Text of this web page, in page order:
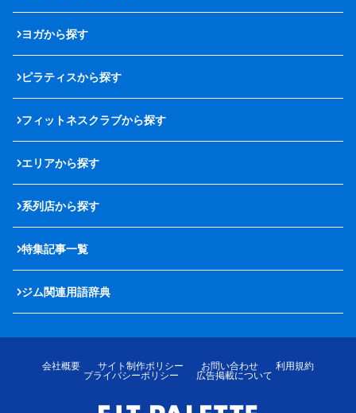
ヨガから探す
ピラティスから探す
フィットネスクラブから探す
エリアから探す
系列店から探す
特集記事一覧
ジム関連用語辞典
会社概要 サイト制作ポリシー お問い合わせ
利用規約
プライバシーポリシー
広告掲載について